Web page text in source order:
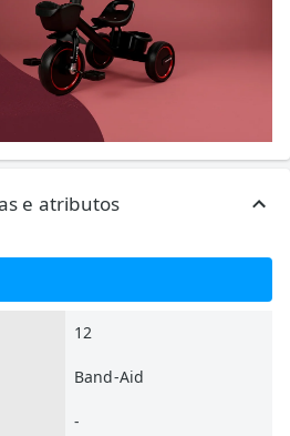
e atributos
12
Band-Aid
-